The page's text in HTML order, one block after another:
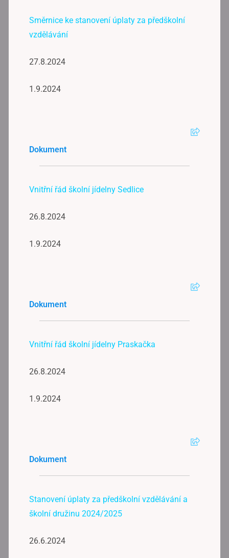
Směrnice ke stanovení úplaty za předškolní
vzdělávání
27.8.2024
1.9.2024
Dokument
Vnitřní řád školní jídelny Sedlice
26.8.2024
1.9.2024
Dokument
Vnitřní řád školní jídelny Praskačka
26.8.2024
1.9.2024
Dokument
Stanovení úplaty za předškolní vzdělávání a
školní družinu 2024/2025
26.6.2024